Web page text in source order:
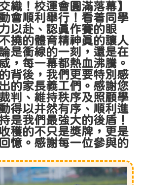
織！校運會圓滿落幕】
會順利舉行！看着同學
以赴、認真作賽的眼
撓的體育精神真的讓人
是衝線的一刻，還是在
，每一幕都熱血沸騰。
背後，我們更要特別感
的家長義工們。感謝您
判、維持秩序及照顧學
得以井然有序、順利進
是我們最強大的後盾！
穫的不只是獎牌，更是
憶。感謝每一位參與的